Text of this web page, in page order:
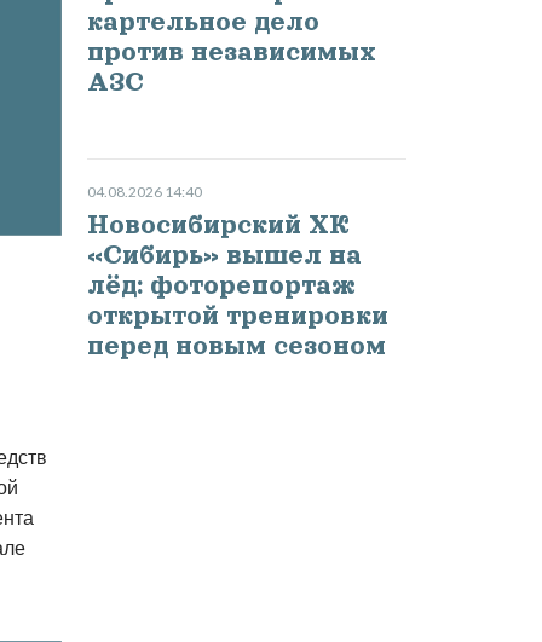
картельное дело
против независимых
АЗС
04.08.2026 14:40
Новосибирский ХК
«Сибирь» вышел на
лёд: фоторепортаж
открытой тренировки
перед новым сезоном